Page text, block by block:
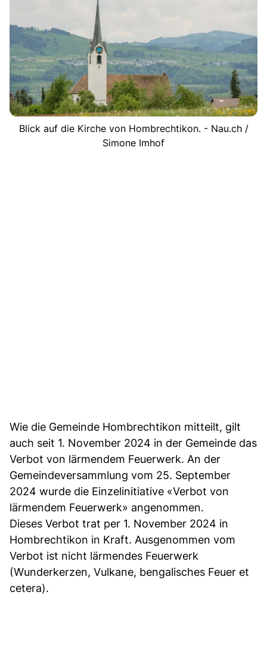
Blick auf die Kirche von Hombrechtikon. - Nau.ch /
Simone Imhof
Wie die Gemeinde Hombrechtikon mitteilt, gilt
auch seit 1. November 2024 in der Gemeinde das
Verbot von lärmendem Feuerwerk. An der
Gemeindeversammlung vom 25. September
2024 wurde die Einzelinitiative «Verbot von
lärmendem Feuerwerk» angenommen.
Dieses Verbot trat per 1. November 2024 in
Hombrechtikon in Kraft. Ausgenommen vom
Verbot ist nicht lärmendes Feuerwerk
(Wunderkerzen, Vulkane, bengalisches Feuer et
cetera).